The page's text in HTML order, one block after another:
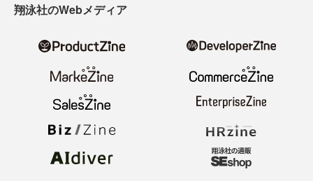
翔泳社のWebメディア